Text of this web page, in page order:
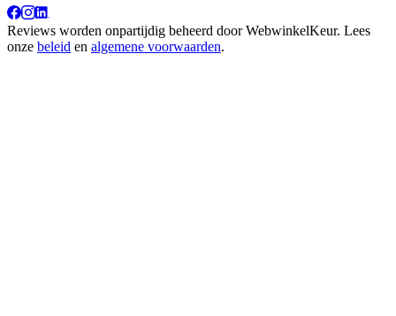
Reviews worden onpartijdig beheerd doorWebwinkelKeur. Lees
onze beleid en algemene voorwaarden.